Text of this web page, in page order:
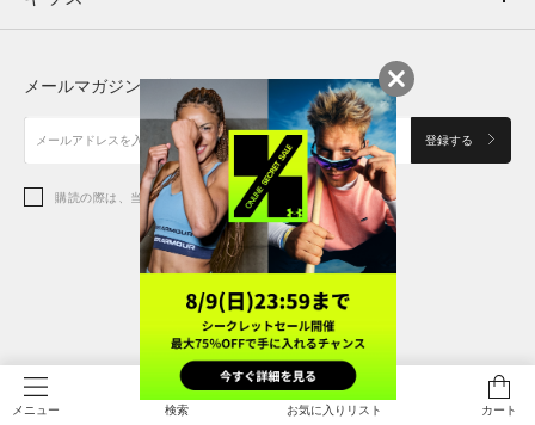
メニュー 検索 お気に入りリスト カート
アクセサリー
アクセサリー
シューズ
アクセサリー
シューズ
メールマガジンに登録する
登録する
購読の際は、当社の プライバシーポリシー に同意します。
特定商取引法に基づく通販の表記 会員規約
プライバシーポリシー